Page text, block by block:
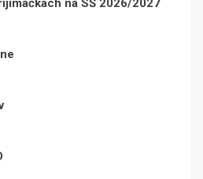
na SŠ 2026/2027